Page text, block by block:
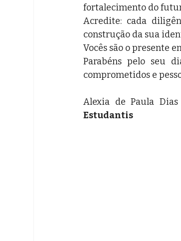
fortalecimento do
Acredite: cada
construção da sua
Vocês são o presente
Parabéns pelo seu
comprometidos e
Alexia de Paula Dias
Estudantis